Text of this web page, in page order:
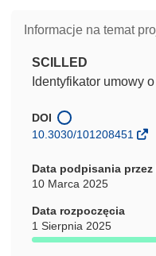
Informacje na temat
SCILLED
Identyfikator umowy
DOI
10.3030/101208451
Data podpisania przez
10 Marca 2025
Data rozpoczęcia
1 Sierpnia 2025